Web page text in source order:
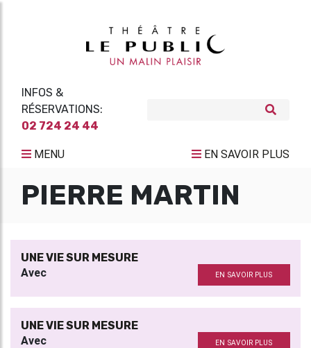
INFOS &
RÉSERVATIONS:
02 724 24 44
MENU EN SAVOIR PLUS
PIERRE MARTIN
UNE VIE SUR MESURE
Avec EN SAVOIR PLUS
UNE VIE SUR MESURE
Avec EN SAVOIR PLUS